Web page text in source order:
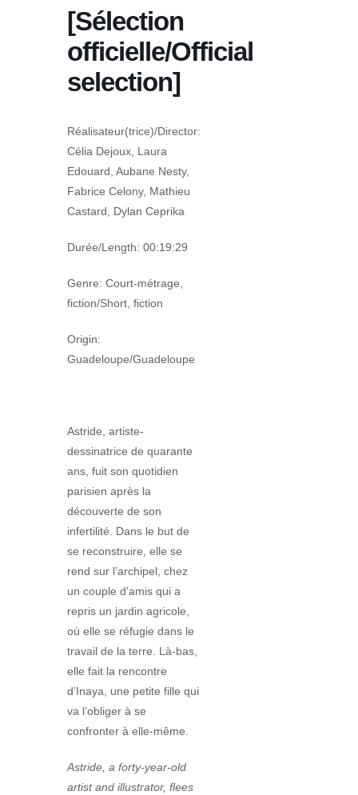
[Sélection
officielle/Official
selection]
Réalisateur(trice)/Director:
Célia Dejoux, Laura
Edouard, Aubane Nesty,
Fabrice Celony, Mathieu
Castard, Dylan Ceprika
Durée/Length: 00:19:29
Genre: Court-métrage,
fiction/Short, fiction
Origin:
Guadeloupe/Guadeloupe
Astride, artiste-
dessinatrice de quarante
ans, fuit son quotidien
parisien après la
découverte de son
infertilité. Dans le but de
se reconstruire, elle se
rend sur l’archipel, chez
un couple d’amis qui a
repris un jardin agricole,
où elle se réfugie dans le
travail de la terre. Là-bas,
elle fait la rencontre
d’Inaya, une petite fille qui
va l’obliger à se
confronter à elle-même.
Astride, a forty-year-old
artist and illustrator, flees